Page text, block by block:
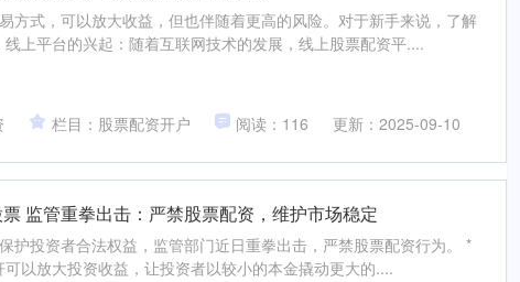
方式，可以放大收益，但也伴随着更高的风险。对于新手来说，了解
上平台的兴起：随着互联网技术的发展，线上股票配资平....
栏目：股票配资开户 阅读：116 更新：2025-09-10
监管重拳出击：严禁股票配资，维护市场稳定
护投资者合法权益，监管部门近日重拳出击，严禁股票配资行为。 *
以放大投资收益，让投资者以较小的本金撬动更大的....